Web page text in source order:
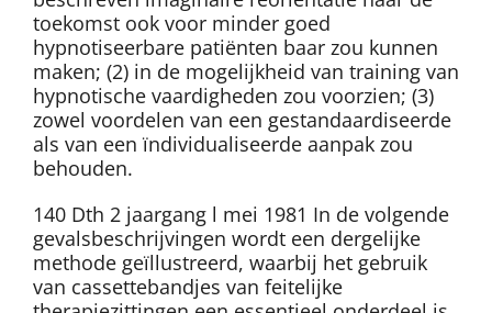
toekomst ook voor minder goed
hypnotiseerbare patiënten baar zou kunnen
maken; (2) in de mogelijkheid van training van
hypnotische vaardigheden zou voorzien; (3)
zowel voordelen van een gestandaardiseerde
als van een ïndividualiseerde aanpak zou
behouden.
140 Dth 2 jaargang l mei 1981 In de volgende
gevalsbeschrijvingen wordt een dergelijke
methode geïllustreerd, waarbij het gebruik
van cassettebandjes van feitelijke